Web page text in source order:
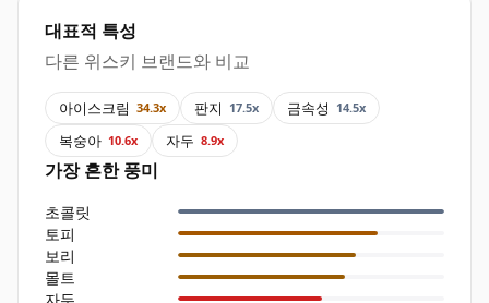
대표적 특성
다른 위스키 브랜드와 비교
아이스크림 34.3x 판지 17.5x 금속성 14.5x
복숭아 10.6x 자두 8.9x
가장 흔한 풍미
초콜릿
토피
보리
몰트
자두